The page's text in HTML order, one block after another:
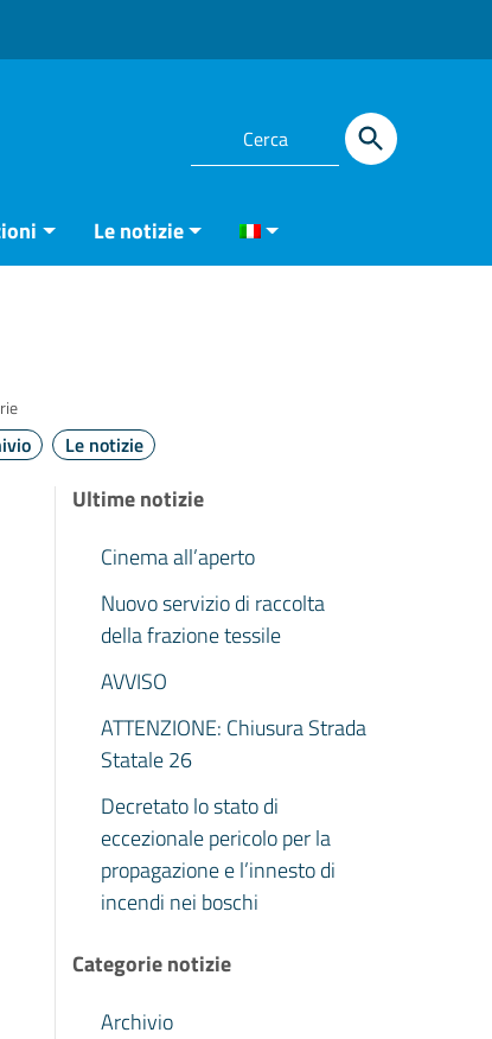
Le notizie
Le notizie
Ultime notizie
Cinema all’aperto
Nuovo servizio di raccolta
della frazione tessile
AVVISO
ATTENZIONE: Chiusura Strada
Statale 26
Decretato lo stato di
eccezionale pericolo per la
propagazione e l’innesto di
incendi nei boschi
Categorie notizie
Archivio